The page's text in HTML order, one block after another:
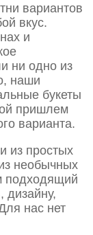
вариантов
вкус.
и
ни одно из
наши
букеты
пришлем
варианта.
из простых
необычных
подходящий
дизайну,
нас нет